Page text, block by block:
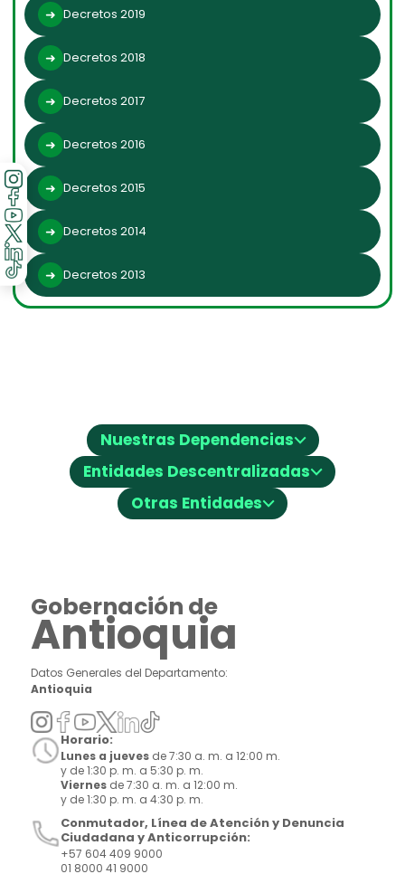
Decretos 2019
Decretos 2018
Decretos 2017
Decretos 2016
Decretos 2015
Decretos 2014
Decretos 2013
Nuestras Dependencias⌵
Entidades Descentralizadas⌵
Otras Entidades⌵
Gobernación de
Antioquia
Datos Generales del Departamento:
Antioquia
Horario:
Lunes a jueves de 7:30 a. m. a 12:00 m.
y de 1:30 p. m. a 5:30 p. m.
Viernes de 7:30 a. m. a 12:00 m.
y de 1:30 p. m. a 4:30 p. m.
Conmutador, Línea de Atención y Denuncia
Ciudadana y Anticorrupción:
+57 604 409 9000
01 8000 41 9000